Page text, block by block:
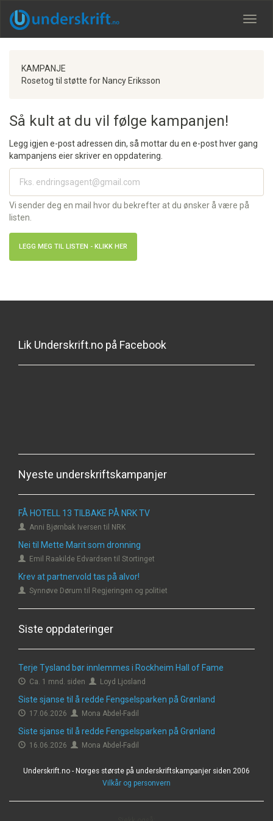
Meny
KAMPANJE
Rosetog til støtte for Nancy Eriksson
Så kult at du vil følge kampanjen!
Legg igjen e-post adressen din, så mottar du en e-post hver gang
kampanjens eier skriver en oppdatering.
Vi sender deg en mail hvor du bekrefter at du ønsker å være på
listen.
Lik Underskrift.no på Facebook
Nyeste underskriftskampanjer
FÅ HOTELL 13 TILBAKE PÅ NRK TV
Anni Bjørnbak Iversen til NRK
Nei til Mette Marit som dronning
Emil Raakilde Edvardsen til Stortinget
Krev at partnervold tas på alvor!
Synnøve Dørum til Regjeringen og politiet
Siste oppdateringer
Terje Tysland bør innlemmes i Rockheim Hall of Fame
Ca. 1 mnd. siden Loyd Ljosland
Siste sjanse til å redde Fengselsparken på Grønland
17.06.2026 Mona Abdel-Fadil
Siste sjanse til å redde Fengselsparken på Grønland
16.06.2026 Mona Abdel-Fadil
Underskrift.no - Norges største på underskriftskampanjer siden 2006
Vilkår og personvern